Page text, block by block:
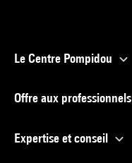
Le Centre Pompidou
Offre aux professionnels
Expertise et conseil